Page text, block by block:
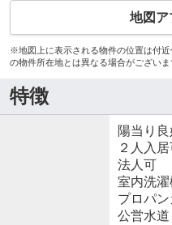
地図ア
※地図上に表示される物件の位置は付
の物件所在地とは異なる場合がございま
特徴
陽当り良
２人入
法人可
室内洗
プロパン
公営水道